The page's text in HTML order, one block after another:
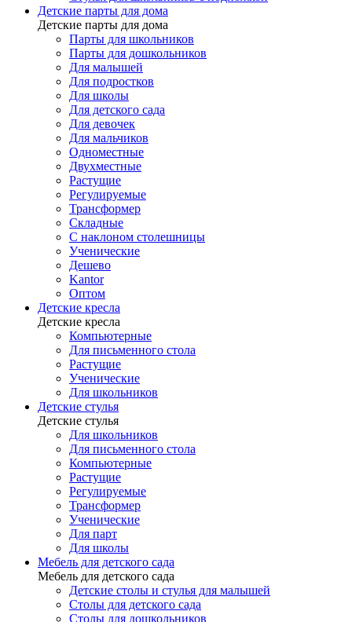
Детские парты для дома
Детские парты для дома
Парты для школьников
Парты для дошкольников
Для малышей
Для подростков
Для школы
Для детского сада
Для девочек
Для мальчиков
Одноместные
Двухместные
Растущие
Регулируемые
Трансформер
Складные
С наклоном столешницы
Ученические
Дешево
Kantor
Оптом
Детские кресла
Детские кресла
Компьютерные
Для письменного стола
Растущие
Ученические
Для школьников
Детские стулья
Детские стулья
Для школьников
Для письменного стола
Компьютерные
Растущие
Регулируемые
Трансформер
Ученические
Для парт
Для школы
Мебель для детского сада
Мебель для детского сада
Детские столы и стулья для малышей
Столы для детского сада
Столы для дошкольников